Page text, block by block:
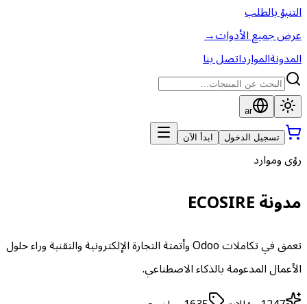
التنبؤ بالطلب
عرض جميع الأدوات→
المدونةالموارداتصل بنا
ar
تسجيل الدخول ابدأ الآن
رؤى وموارد
مدونة ECOSIRE
تعمق في تكاملات Odoo وأتمتة التجارة الإلكترونية والتقنية وراء حلول
الأعمال المدعومة بالذكاء الاصطناعي.